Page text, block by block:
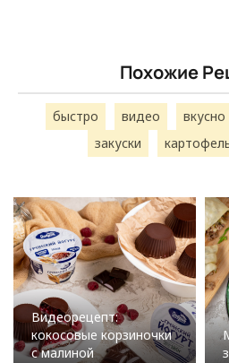
Похожие
быстро видео вкусно
закуски
Видеорецепт:
кокосовые корзиночки
с малиной